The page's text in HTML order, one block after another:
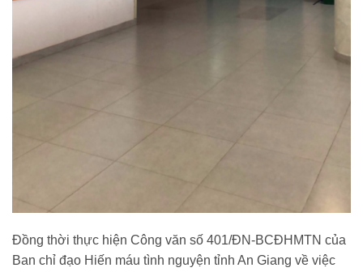
Đồng thời thực hiện Công văn số 401/ĐN-BCĐHMTN của
Ban chỉ đạo Hiến máu tình nguyện tỉnh An Giang về việc